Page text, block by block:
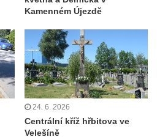
Marie Pomocné v
nad Metují
Metují
Kamenném Újezdě
24. 6. 2026
Centrální kříž hřbitova ve
Velešíně